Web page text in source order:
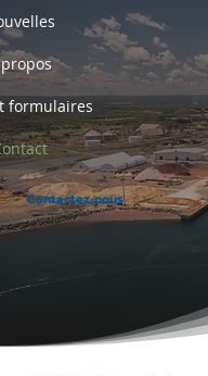
formulaires
Contactez-nous